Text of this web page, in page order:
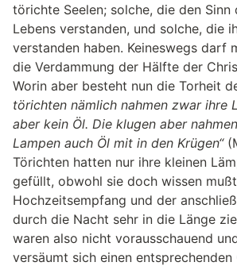
törichte Seelen; solche, die den Sinn
Lebens verstanden, und solche, die
verstanden haben. Keineswegs darf
die Verdammung der Hälfte der
Worin aber besteht nun die Torheit
törichten nämlich nahmen zwar ihre
aber kein Öl. Die klugen aber
Lampen auch Öl mit in den Krügen“
Törichten hatten nur ihre kleinen
gefüllt, obwohl sie doch wissen
Hochzeitsempfang und der
durch die Nacht sehr in die Länge
waren also nicht vorausschauend
versäumt sich einen